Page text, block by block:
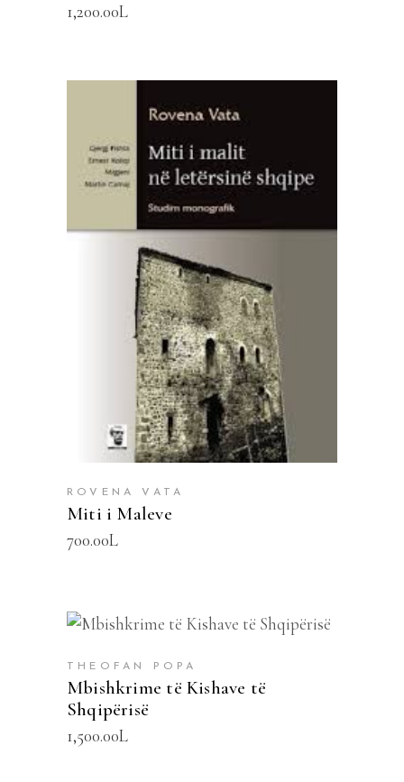
1,200.00L
SHTOJE NË SHPORTË
ROVENA VATA
Miti i Maleve
700.00L
SHTOJE NË SHPORTË
THEOFAN POPA
Mbishkrime të Kishave të
Shqipërisë
1,500.00L